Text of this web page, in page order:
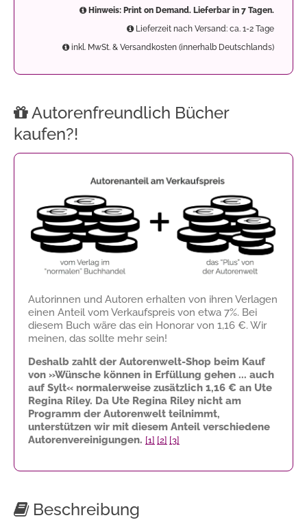
Hinweis: Print on Demand. Lieferbar in 7 Tagen.
Lieferzeit nach Versand: ca. 1-2 Tage
inkl. MwSt. & Versandkosten (innerhalb Deutschlands)
Autorenfreundlich Bücher
kaufen?!
Autorinnen und Autoren erhalten von ihren Verlagen
einen Anteil vom Verkaufspreis von etwa 7%. Bei
diesem Buch wäre das ein Honorar von 1,16 €. Wir
meinen, das sollte mehr sein!
Deshalb zahlt der Autorenwelt-Shop beim Kauf
von »Wünsche können in Erfüllung gehen ... auch
auf Sylt« normalerweise zusätzlich 1,16 € an Ute
Regina Riley. Da Ute Regina Riley nicht am
Programm der Autorenwelt teilnimmt,
unterstützen wir mit diesem Anteil verschiedene
Autorenvereinigungen. [1] [2] [3]
Beschreibung